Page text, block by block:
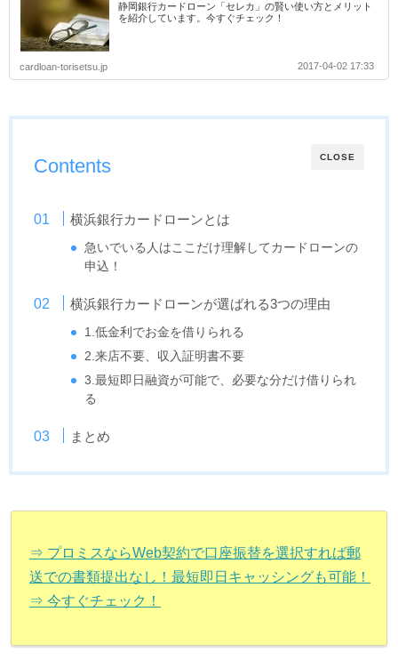
静岡銀行カードローン「セレカ」の賢い使い方とメリット
を紹介しています。今すぐチェック！
cardloan-torisetsu.jp 2017-04-02 17:33
CLOSE
Contents
横浜銀行カードローンとは
急いでいる人はここだけ理解してカードローンの
申込！
横浜銀行カードローンが選ばれる3つの理由
1.低金利でお金を借りられる
2.来店不要、収入証明書不要
3.最短即日融資が可能で、必要な分だけ借りられ
る
まとめ
⇒ プロミスならWeb契約で口座振替を選択すれば郵
送での書類提出なし！最短即日キャッシングも可能！
⇒ 今すぐチェック！